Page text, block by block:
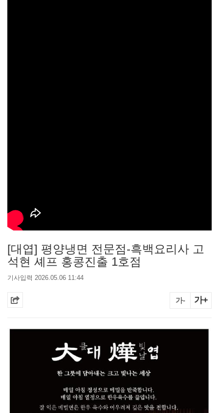
[대엽] 평양냉면 전문점-흑백요리사 고
석현 셰프 홍콩진출 1호점
기사입력 2026.05.06 11:44
가- 가+